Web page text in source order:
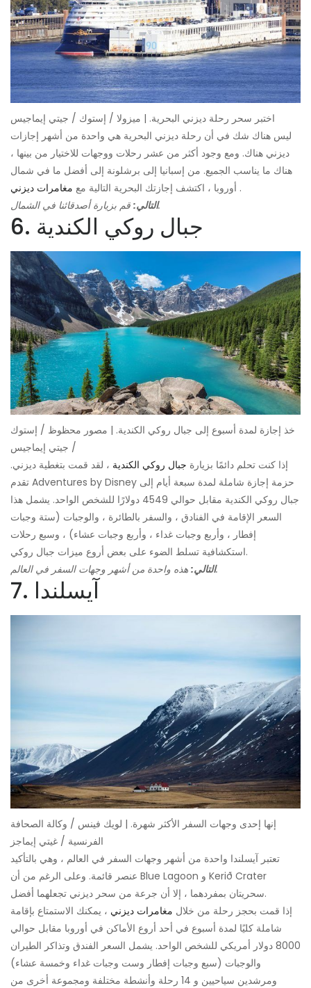
اختبر سحر رحلة ديزني البحرية. | ميزولا / إستوك / جيتي إيماجيس
ليس هناك شك في أن رحلة ديزني البحرية هي واحدة من أشهر إجازات
ديزني هناك. ومع وجود أكثر من عشر رحلات ووجهات للاختيار من بينها ،
هناك ما يناسب الجميع. من إسبانيا إلى برشلونة إلى أفضل ما في شمال
أوروبا ، اكتشف إجازتك البحرية التالية مع مغامرات ديزني
.
التالي:قم بزيارة أصدقائنا في الشمال.
6. جبال روكي الكندية
خذ إجازة لمدة أسبوع إلى جبال روكي الكندية. | مصور محظوظ / إستوك
/ جيتي إيماجيس
إذا كنت تحلم دائمًا بزيارة جبال روكي الكندية ، لقد قمت بتغطية ديزني.
تقدم Adventures by Disney حزمة إجازة شاملة لمدة سبعة أيام إلى
جبال روكي الكندية مقابل حوالي 4549 دولارًا للشخص الواحد. يشمل هذا
السعر الإقامة في الفنادق ، والسفر بالطائرة ، والوجبات (ستة وجبات
إفطار ، وأربع وجبات غداء ، وأربع وجبات عشاء) ، وسبع رحلات
استكشافية تسلط الضوء على بعض أروع ميزات جبال روكي.
التالي:هذه واحدة من أشهر وجهات السفر في العالم.
7. آيسلندا
إنها إحدى وجهات السفر الأكثر شهرة. | لويك فينس / وكالة الصحافة
الفرنسية / غيتي إيماجز
تعتبر آيسلندا واحدة من أشهر وجهات السفر في العالم ، وهي بالتأكيد
عنصر قائمة. وعلى الرغم من أن Blue Lagoon و Kerið Crater
سحريتان بمفردهما ، إلا أن جرعة من سحر ديزني تجعلهما أفضل.
إذا قمت بحجز رحلة من خلال مغامرات ديزني ، يمكنك الاستمتاع بإقامة
شاملة كليًا لمدة أسبوع في أحد أروع الأماكن في أوروبا مقابل حوالي
8000 دولار أمريكي للشخص الواحد. يشمل السعر الفندق وتذاكر الطيران
والوجبات (سبع وجبات إفطار وست وجبات غداء وخمسة عشاء)
ومرشدين سياحيين و 14 رحلة وأنشطة مختلفة ومجموعة أخرى من